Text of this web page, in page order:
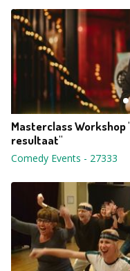
Masterclass
resultaat"
Comedy Events - 27333